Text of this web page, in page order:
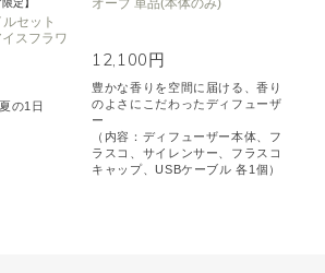
定】
セット
スフラワ
の1日
オーブ 単品(本体のみ)
12,100円
豊かな香りを空間に届ける、香り
のよさにこだわったディフューザ
ー
（内容：ディフューザー本体、フ
ラスコ、サイレンサー、フラスコ
キャップ、USBケーブル 各1個）